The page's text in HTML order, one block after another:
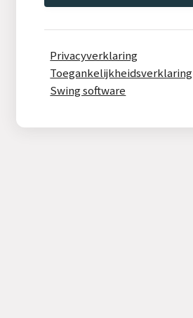
Privacyverklaring
Toegankelijkheidsverklaring
Swing software